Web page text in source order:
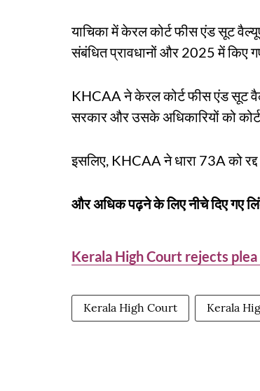
याचिका में केरल कोर्ट फीस एंड सूट
संबंधित प्रावधानों और 2025 में किए
KHCAA ने केरल कोर्ट फीस एंड सूट
सरकार और उसके अधिकारियों को
इसलिए, KHCAA ने धारा 73A को
और अधिक पढ़ने के लिए नीचे दिए गए
Kerala High Court rejects
Kerala High Court Kerala